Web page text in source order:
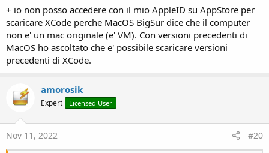
+ io non posso accedere con il mio AppleID su AppStore per
scaricare XCode perche MacOS BigSur dice che il computer
non e' un mac originale (e' VM). Con versioni precedenti di
MacOS ho ascoltato che e' possibile scaricare versioni
precedenti di XCode.
amorosik
Expert Licensed User
Nov 11, 2022 #20